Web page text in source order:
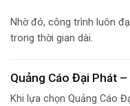
Nhờ đó, công trình luôn
trong thời gian dài.
Quảng Cáo Đại Phát
Khi lựa chọn Quảng Cáo